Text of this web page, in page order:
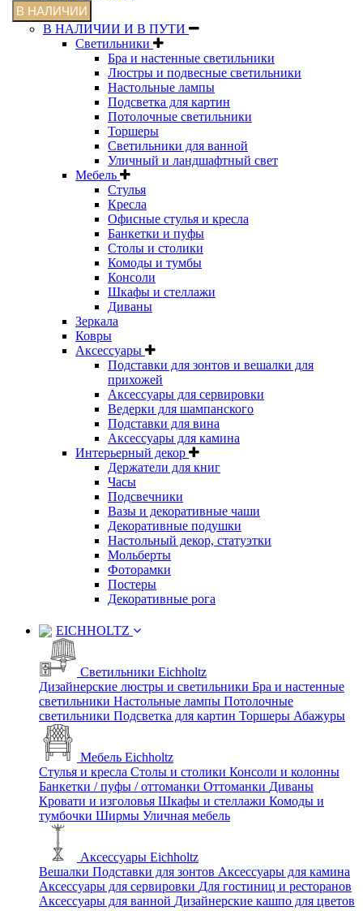
В НАЛИЧИИ
В НАЛИЧИИ И В ПУТИ
Светильники
Бра и настенные светильники
Люстры и подвесные светильники
Настольные лампы
Подсветка для картин
Потолочные светильники
Торшеры
Светильники для ванной
Уличный и ландшафтный свет
Мебель
Стулья
Кресла
Офисные стулья и кресла
Банкетки и пуфы
Столы и столики
Комоды и тумбы
Консоли
Шкафы и стеллажи
Диваны
Зеркала
Ковры
Аксессуары
Подставки для зонтов и вешалки для
прихожей
Аксессуары для сервировки
Ведерки для шампанского
Подставки для вина
Аксессуары для камина
Интерьерный декор
Держатели для книг
Часы
Подсвечники
Вазы и декоративные чаши
Декоративные подушки
Настольный декор, статуэтки
Мольберты
Фоторамки
Постеры
Декоративные рога
EICHHOLTZ
Светильники Eichholtz
Дизайнерские люстры и светильники Бра и настенные
светильники Настольные лампы Потолочные
светильники Подсветка для картин Торшеры Абажуры
Мебель Eichholtz
Стулья и кресла Столы и столики Консоли и колонны
Банкетки / пуфы / оттоманки Оттоманки Диваны
Кровати и изголовья Шкафы и стеллажи Комоды и
тумбочки Ширмы Уличная мебель
Аксессуары Eichholtz
Вешалки Подставки для зонтов Аксессуары для камина
Аксессуары для сервировки Для гостиниц и ресторанов
Аксессуары для ванной Дизайнерские кашпо для цветов